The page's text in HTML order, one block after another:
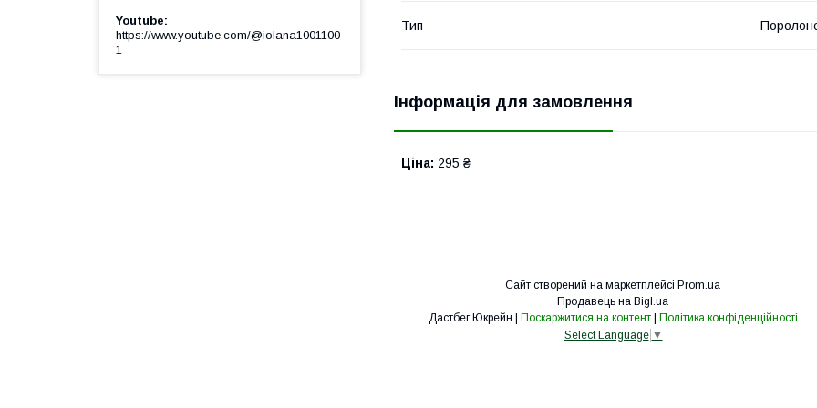
Тип
Інформація для замовлення
Ціна: 295 ₴
Youtube
https://www.youtube.com/@iolana1001100
1
Сайт створений на маркетплейсі Prom.ua
Продавець на Bigl.ua
Дастбег Юкрейн | Поскаржитися на контент | Політика конфіденційності
Select Language ▼